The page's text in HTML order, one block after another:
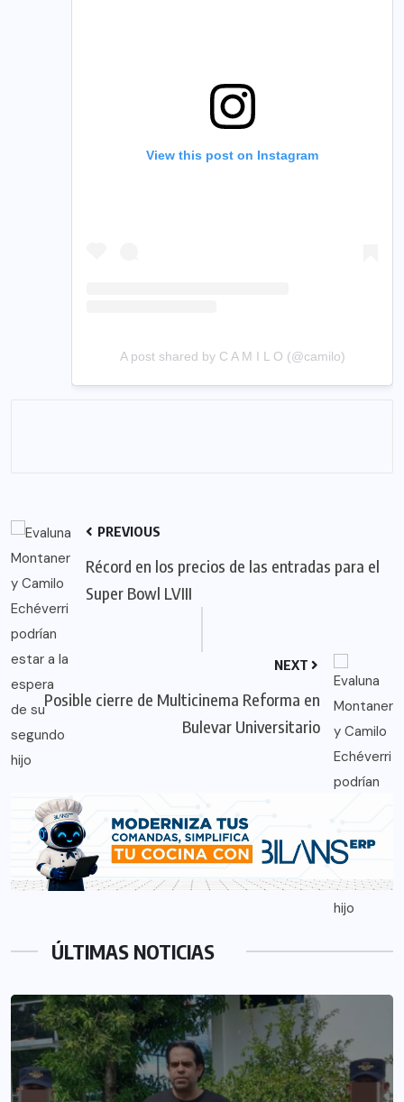
View this post on Instagram
A post shared by C A M I L O (@camilo)
PREVIOUS
Récord en los precios de las entradas para el
Super Bowl LVIII
NEXT
Posible cierre de Multicinema Reforma en
Bulevar Universitario
ÚLTIMAS NOTICIAS